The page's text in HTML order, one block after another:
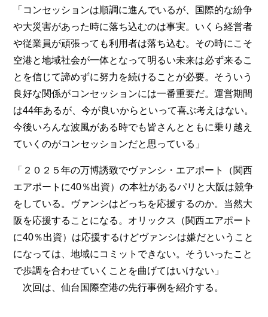
「コンセッションは順調に進んでいるが、国際的な紛争
や大災害があった時に落ち込むのは事実。いくら経営者
や従業員が頑張っても利用者は落ち込む。その時にこそ
空港と地域社会が一体となって明るい未来は必ず来るこ
とを信じて諦めずに努力を続けることが必要。そういう
良好な関係がコンセッションには一番重要だ。運営期間
は44年あるが、今が良いからといって喜ぶ考えはない。
今後いろんな波風がある時でも皆さんとともに乗り越え
ていくのがコンセッションだと思っている」
「２０２５年の万博誘致でヴァンシ・エアポート（関西
エアポートに40％出資）の本社があるパリと大阪は競争
をしている。ヴァンシはどっちを応援するのか。当然大
阪を応援することになる。オリックス（関西エアポート
に40％出資）は応援するけどヴァンシは嫌だということ
になっては、地域にコミットできない。そういったこと
で歩調を合わせていくことを曲げてはいけない」
次回は、仙台国際空港の先行事例を紹介する。